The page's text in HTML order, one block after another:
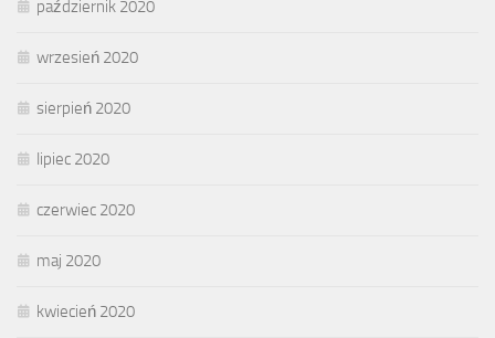
październik 2020
wrzesień 2020
sierpień 2020
lipiec 2020
czerwiec 2020
maj 2020
kwiecień 2020